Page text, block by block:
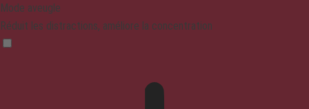
Mode aveugle
Réduit les distractions, améliore la concentration